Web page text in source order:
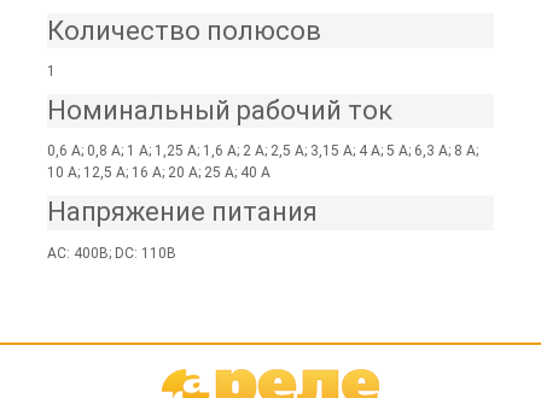
Количество полюсов
1
Номинальный рабочий ток
0,6 А; 0,8 А; 1 А; 1,25 А; 1,6 А; 2 А; 2,5 А; 3,15 А; 4 А; 5 А; 6,3 А; 8 А;
10 А; 12,5 А; 16 А; 20 А; 25 А; 40 А
Напряжение питания
AC: 400В; DC: 110В